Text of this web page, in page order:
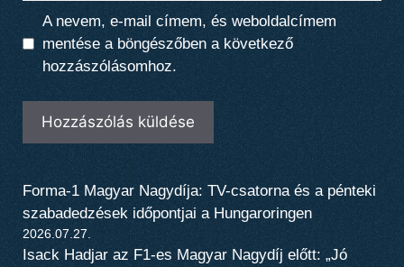
A nevem, e-mail címem, és weboldalcímem
mentése a böngészőben a következő
hozzászólásomhoz.
Forma-1 Magyar Nagydíja: TV-csatorna és a pénteki
szabadedzések időpontjai a Hungaroringen
2026.07.27.
Isack Hadjar az F1-es Magyar Nagydíj előtt: „Jó